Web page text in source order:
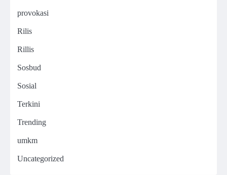
provokasi
Rilis
Rillis
Sosbud
Sosial
Terkini
Trending
umkm
Uncategorized